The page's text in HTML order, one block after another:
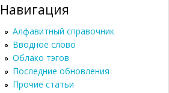
Навигация
Алфавитный справочник
Вводное слово
Облако тэгов
Последние обновления
Прочие статьи